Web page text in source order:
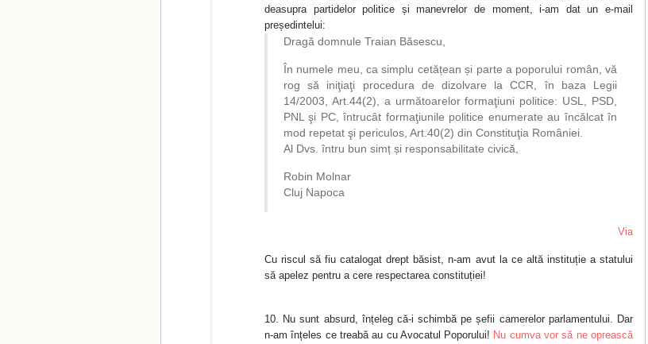
deasupra partidelor politice și manevrelor de moment, i-am dat un e-mail
președintelui:
Dragă domnule Traian Băsescu,
În numele meu, ca simplu cetățean și parte a poporului român, vă
rog să iniţiaţi procedura de dizolvare la CCR, în baza Legii
14/2003, Art.44(2), a următoarelor formaţiuni politice: USL, PSD,
PNL şi PC, întrucât formaţiunile politice enumerate au încălcat în
mod repetat şi periculos, Art.40(2) din Constituţia României.
Al Dvs. întru bun simț și responsabilitate civică,
Robin Molnar
Cluj Napoca
Via
Cu riscul să fiu catalogat drept băsist, n-am avut la ce altă instituție a statului
să apelez pentru a cere respectarea constituției!
Nu sunt absurd, înțeleg că-i schimbă pe șefii camerelor parlamentului. Dar
n-am înțeles ce treabă au cu Avocatul Poporului! Nu cumva vor să ne oprească